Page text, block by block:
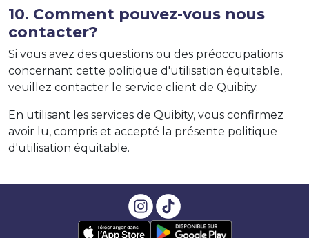
10. Comment pouvez-vous nous
contacter?
Si vous avez des questions ou des préoccupations
concernant cette politique d'utilisation équitable,
veuillez contacter le service client de Quibity.
En utilisant les services de Quibity, vous confirmez
avoir lu, compris et accepté la présente politique
d'utilisation équitable.